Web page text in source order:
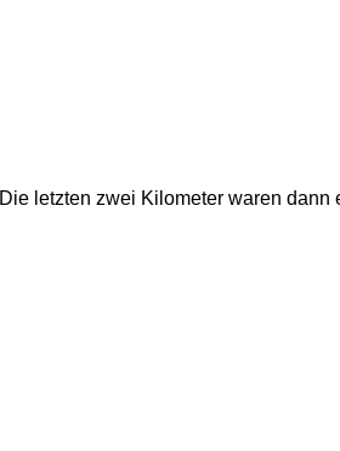
Die letzten zwei Kilometer waren